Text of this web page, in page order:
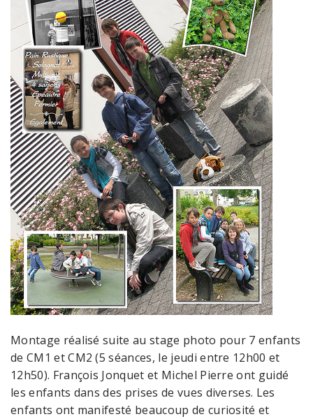
Montage réalisé suite au stage photo pour 7 enfants
de CM1 et CM2 (5 séances, le jeudi entre 12h00 et
12h50). François Jonquet et Michel Pierre ont guidé
les enfants dans des prises de vues diverses. Les
enfants ont manifesté beaucoup de curiosité et